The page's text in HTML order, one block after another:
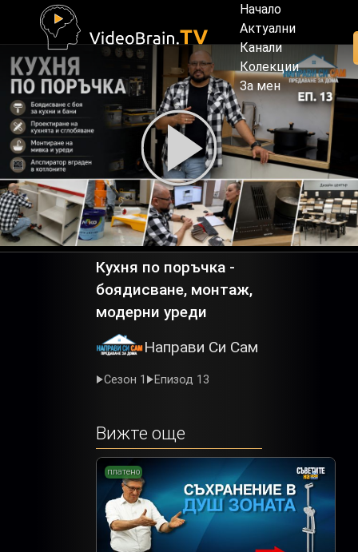
Начало
Актуални
Канали
Колекции
За мен
Кухня по поръчка -
боядисване, монтаж,
модерни уреди
Направи Си Сам
Сезон 1 Епизод 13
Вижте още
платено